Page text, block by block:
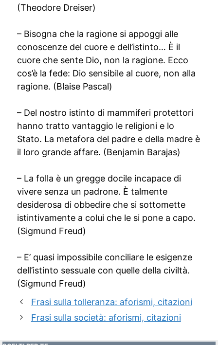
(Theodore Dreiser)
– Bisogna che la ragione si appoggi alle
conoscenze del cuore e dell’istinto… È il
cuore che sente Dio, non la ragione. Ecco
cos’è la fede: Dio sensibile al cuore, non alla
ragione. (Blaise Pascal)
– Del nostro istinto di mammiferi protettori
hanno tratto vantaggio le religioni e lo
Stato. La metafora del padre e della madre è
il loro grande affare. (Benjamin Barajas)
– La folla è un gregge docile incapace di
vivere senza un padrone. È talmente
desiderosa di obbedire che si sottomette
istintivamente a colui che le si pone a capo.
(Sigmund Freud)
– E’ quasi impossibile conciliare le esigenze
dell’istinto sessuale con quelle della civiltà.
(Sigmund Freud)
Frasi sulla tolleranza: aforismi, citazioni
Frasi sulla società: aforismi, citazioni